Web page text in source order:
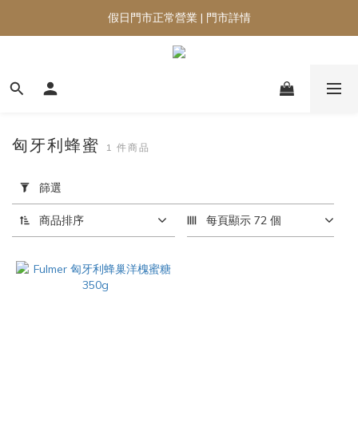
假日門市正常營業 | 門市詳情
用
篩
選
(0/20)
品
匈牙利蜂蜜 1 件商品
篩選
商品排序 每頁顯示 72 個